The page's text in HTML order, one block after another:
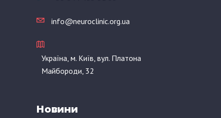
info@neuroclinic.org.ua
Україна, м. Київ, вул. Платона
Майбороди, 32
Новини